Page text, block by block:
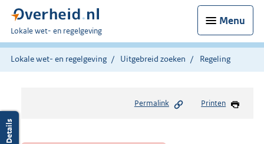
Menu
U
bent
hier:
Lokale wet- en regelgeving
Lokale wet- en regelgeving Uitgebreid zoeken Regeling
Permalink Printen